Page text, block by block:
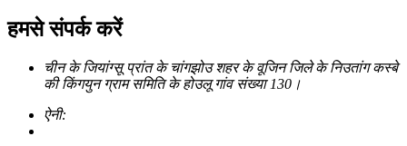
हमसे संपर्क करें
चीन के जियांग्सू प्रांत के चांगझोउ शहर के वूजिन जिले के निउतांग कस्बे
की किंगयुन ग्राम समिति के होउलू गांव संख्या 130।
ऐनी: